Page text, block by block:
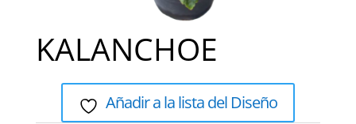
KALANCHOE
Añadir a la lista del Diseño